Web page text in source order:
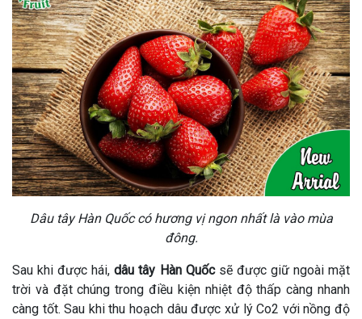
Dâu tây Hàn Quốc có hương vị ngon nhất là vào mùa
đông.
Sau khi được hái,dâu tây Hàn Quốcsẽ được giữ ngoài mặt
trời và đặt chúng trong điều kiện nhiệt độ thấp càng nhanh
càng tốt. Sau khi thu hoạch dâu được xử lý Co2 với nồng độ